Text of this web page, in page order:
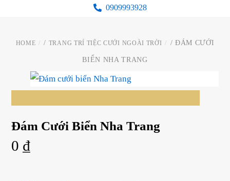
0909993928
HOME / TRANG TRÍ TIỆC CƯỚI NGOÀI TRỜI / ĐÁM CƯỚI
BIỂN NHA TRANG
Đám Cưới Biển Nha Trang
0 ₫